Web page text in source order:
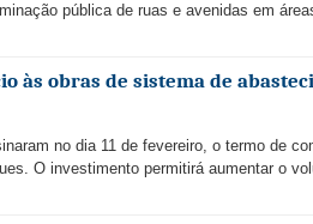
pública de ruas e avenidas em
às obras de sistema de
no dia 11 de fevereiro, o termo de
O investimento permitirá aumentar o